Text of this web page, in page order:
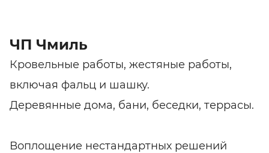
ЧП Чмиль
Кровельные работы, жестяные работы,
включая фальц и шашку.
Деревянные дома, бани, беседки, террасы.
Воплощение нестандартных решений